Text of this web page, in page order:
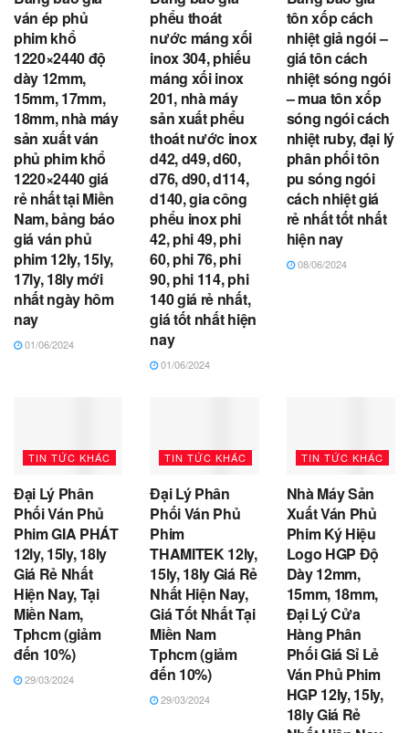
ván ép phủ
phim khổ
1220×2440 độ
dày 12mm,
15mm, 17mm,
18mm, nhà máy
sản xuất ván
phủ phim khổ
1220×2440 giá
rẻ nhất tại Miền
Nam, bảng báo
giá ván phủ
phim 12ly, 15ly,
17ly, 18ly mới
nhất ngày hôm
nay
01/06/2024
phểu thoát
nước máng xối
inox 304, phiếu
máng xối inox
201, nhà máy
sản xuất phểu
thoát nước inox
d42, d49, d60,
d76, d90, d114,
d140, gia công
phểu inox phi
42, phi 49, phi
60, phi 76, phi
90, phi 114, phi
140 giá rẻ nhất,
giá tốt nhất hiện
nay
01/06/2024
tôn xốp cách
nhiệt giả ngói –
giá tôn cách
nhiệt sóng ngói
– mua tôn xốp
sóng ngói cách
nhiệt ruby, đại lý
phân phối tôn
pu sóng ngói
cách nhiệt giá
rẻ nhất tốt nhất
hiện nay
08/06/2024
TIN TỨC KHÁC
Đại Lý Phân
Phối Ván Phủ
Phim GIA PHÁT
12ly, 15ly, 18ly
Giá Rẻ Nhất
Hiện Nay, Tại
Miền Nam,
Tphcm (giảm
đến 10%)
29/03/2024
TIN TỨC KHÁC
Đại Lý Phân
Phối Ván Phủ
Phim
THAMITEK 12ly,
15ly, 18ly Giá Rẻ
Nhất Hiện Nay,
Giá Tốt Nhất Tại
Miền Nam
Tphcm (giảm
đến 10%)
29/03/2024
TIN TỨC KHÁC
Nhà Máy Sản
Xuất Ván Phủ
Phim Ký Hiệu
Logo HGP Độ
Dày 12mm,
15mm, 18mm,
Đại Lý Cửa
Hàng Phân
Phối Giá Sỉ Lẻ
Ván Phủ Phim
HGP 12ly, 15ly,
18ly Giá Rẻ